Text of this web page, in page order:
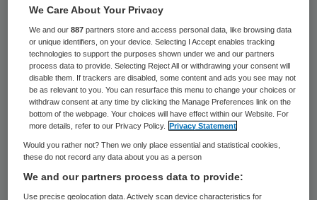
in een brief aan de rector magnificus van de
Radboud Universiteit.
Volgens de Volkskrant sluiten twee niet-
betrokken hoogleraren in de psychologie en
psychiatrie zich aan bij de kritiek. Zij
noemen de studie tegeover de krant “zwak,
zo niet belabberd” en “methodologisch
volstrekt onvoldoende”.
We Care About Your Privacy
We and our887 partners store and access personal data, like browsing data
or unique identifiers, on your device. Selecting I Accept enables tracking
technologies to support the purposes shown under we and our partners
process data to provide. Selecting Reject All or withdrawing your consent will
disable them. If trackers are disabled, some content and ads you see may not
be as relevant to you. You can resurface this menu to change your choices or
withdraw consent at any time by clicking the Manage Preferences link on the
bottom of the webpage. Your choices will have effect within our Website. For
more details, refer to our Privacy Policy.
Privacy Statement
Would you rather not? Then we only place essential and statistical cookies,
these do not record any data about you as a person
We and our partners process data to provide:
Use precise geolocation data. Actively scan device characteristics for